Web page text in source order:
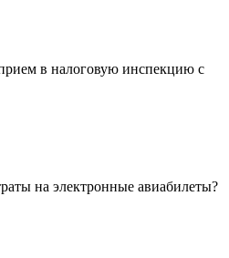
в налоговую инспекцию с
на электронные авиабилеты?